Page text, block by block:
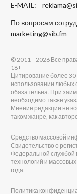
E-MAIL:
По вопросам
marketing@sib.fm
© 2011—2026 Все
18+
Цитирование более
использовании любых
обязательна. При
необходимо также
Мнение редакции не
таком жанре, как
Средство массовой
Свидетельство о
Федеральной службой
технологий и
года.
Политика